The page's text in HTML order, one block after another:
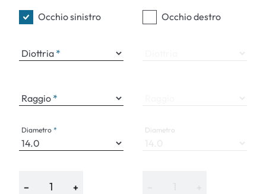
Occhio sinistro
Diottria
Raggio
Diametro
− +
Occhio destro
Diametro